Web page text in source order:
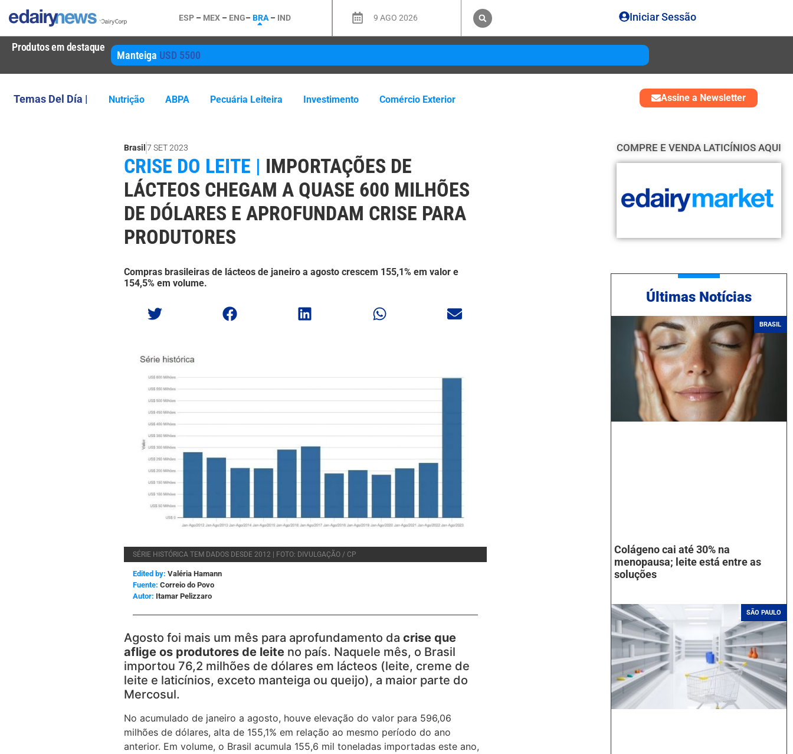
ESP – MEX – ENG–BRA – IND 9 AGO 2026 Iniciar Sessão
Produtos em destaque
Manteiga USD 5500
Temas Del Día | Nutrição ABPA Pecuária Leiteira Investimento Comércio Exterior Assine a Newsletter
Brasil 7 SET 2023
CRISE DO LEITE | IMPORTAÇÕES DE
LÁCTEOS CHEGAM A QUASE 600 MILHÕES
DE DÓLARES E APROFUNDAM CRISE PARA
PRODUTORES
Compras brasileiras de lácteos de janeiro a agosto crescem 155,1% em valor e
154,5% em volume.
SÉRIE HISTÓRICA TEM DADOS DESDE 2012 | FOTO: DIVULGAÇÃO / CP
Edited by: Valéria Hamann
Correio do Povo
Itamar Pelizzaro
Agosto foi mais um mês para aprofundamento da crise que
aflige os produtores de leite no país. Naquele mês, o Brasil
importou 76,2 milhões de dólares em lácteos (leite, creme de
leite e laticínios, exceto manteiga ou queijo), a maior parte do
Mercosul.
No acumulado de janeiro a agosto, houve elevação do valor para 596,06
milhões de dólares, alta de 155,1% em relação ao mesmo período do ano
anterior. Em volume, o Brasil acumula 155,6 mil toneladas importadas este ano,
COMPRE E VENDA LATICÍNIOS AQUI
Ú ltimas Notícias
BRASIL
Colágeno cai até 30% na
menopausa; leite está entre as
soluções
SÃO PAULO